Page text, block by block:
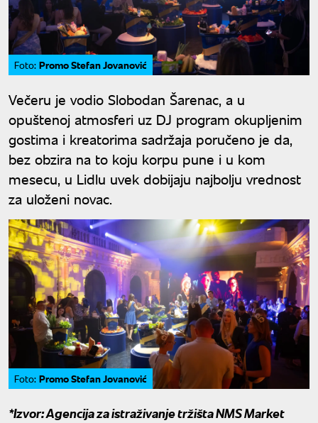
Foto: Promo Stefan Jovanović
Večeru je vodio Slobodan Šarenac, a u
opuštenoj atmosferi uz DJ program okupljenim
gostima i kreatorima sadržaja poručeno je da,
bez obzira na to koju korpu pune i u kom
mesecu, u Lidlu uvek dobijaju najbolju vrednost
za uloženi novac.
Foto: Promo Stefan Jovanović
*Izvor: Agencija za istraživanje tržišta NMS Market